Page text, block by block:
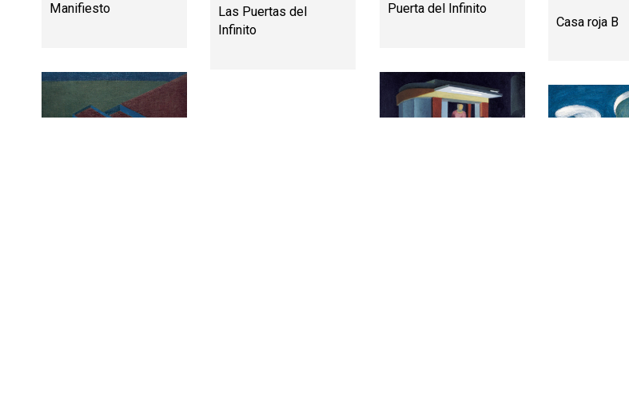
Manifiesto
Las Puertas del
Infinito
Puerta del Infinito
Casa roja B